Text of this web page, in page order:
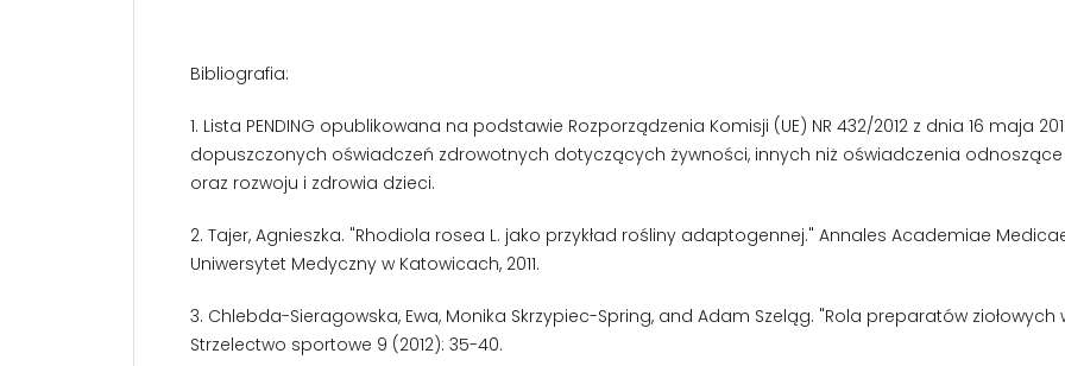
Bibliografia:
1. Lista PENDING opublikowana na podstawie Rozporządzenia Komisji (UE) NR 432/2012 z dnia 16 maja
dopuszczonych oświadczeń zdrowotnych dotyczących żywności, innych niż oświadczenia
oraz rozwoju i zdrowia dzieci.
2. Tajer, Agnieszka. "Rhodiola rosea L. jako przykład rośliny adaptogennej." Annales Academiae Medicae
Uniwersytet Medyczny w Katowicach, 2011.
3. Chlebda-Sieragowska, Ewa, Monika Skrzypiec-Spring, and Adam Szeląg. "Rola preparatów
Strzelectwo sportowe 9 (2012): 35-40.